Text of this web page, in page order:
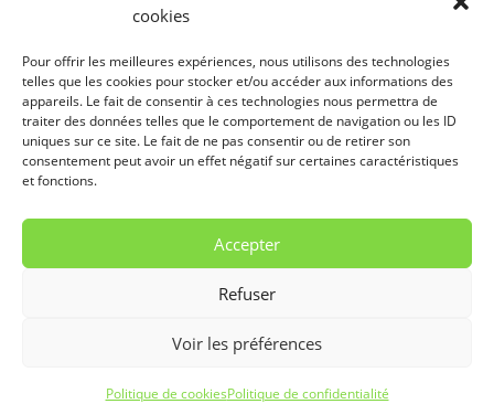
cookies
Pour offrir les meilleures expériences, nous utilisons des technologies
telles que les cookies pour stocker et/ou accéder aux informations des
appareils. Le fait de consentir à ces technologies nous permettra de
traiter des données telles que le comportement de navigation ou les ID
uniques sur ce site. Le fait de ne pas consentir ou de retirer son
consentement peut avoir un effet négatif sur certaines caractéristiques
et fonctions.
Accepter
Refuser
Voir les préférences
Politique de cookiesPolitique de confidentialité
Michaël Gyen
AutarTICa - Créateur de sites web
Rue Fosse Aux Pierres, 5A
4530 Villers-le-Bouillet(Huy)
info@autartica.be
© AutarTICa tous droits réservés